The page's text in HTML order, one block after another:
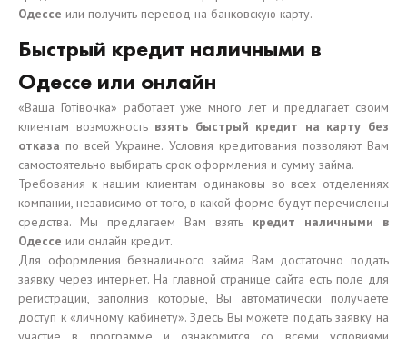
Одессе или получить перевод на банковскую карту.
Быстрый кредит наличными в
Одессе или онлайн
«Ваша Готівочка» работает уже много лет и предлагает своим
клиентам возможность взять быстрый кредит на карту без
отказа по всей Украине. Условия кредитования позволяют Вам
самостоятельно выбирать срок оформления и сумму займа.
Требования к нашим клиентам одинаковы во всех отделениях
компании, независимо от того, в какой форме будут перечислены
средства. Мы предлагаем Вам взять кредит наличными в
Одессе или онлайн кредит.
Для оформления безналичного займа Вам достаточно подать
заявку через интернет. На главной странице сайта есть поле для
регистрации, заполнив которые, Вы автоматически получаете
доступ к «личному кабинету». Здесь Вы можете подать заявку на